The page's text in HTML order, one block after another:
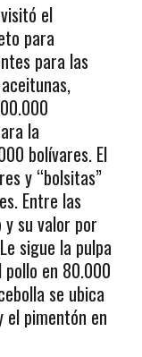
el
para
para las
la
bolívares. El
y “bolsitas”
Entre las
su valor por
sigue la pulpa
pollo en 80.000
se ubica
el pimentón en